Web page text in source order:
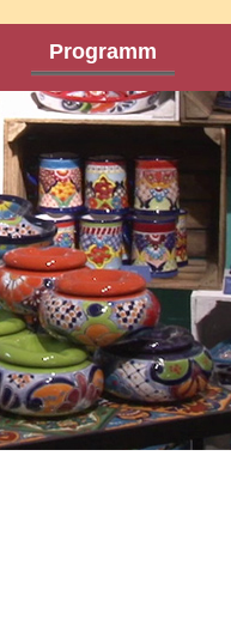
Programm